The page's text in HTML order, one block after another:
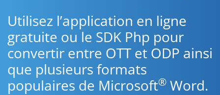
Utilisez l’application en ligne
gratuite ou le SDK Php pour
convertir entre OTT et ODP ainsi
que plusieurs formats
populaires de Microsoft® Word.